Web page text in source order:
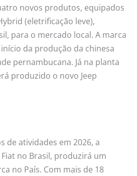
novos produtos, equipados
(eletrificação leve),
para o mercado local. A marca
da produção da chinesa
pernambucana. Já na planta
produzido o novo Jeep
de atividades em 2026, a
no Brasil, produzirá um
no País. Com mais de 18